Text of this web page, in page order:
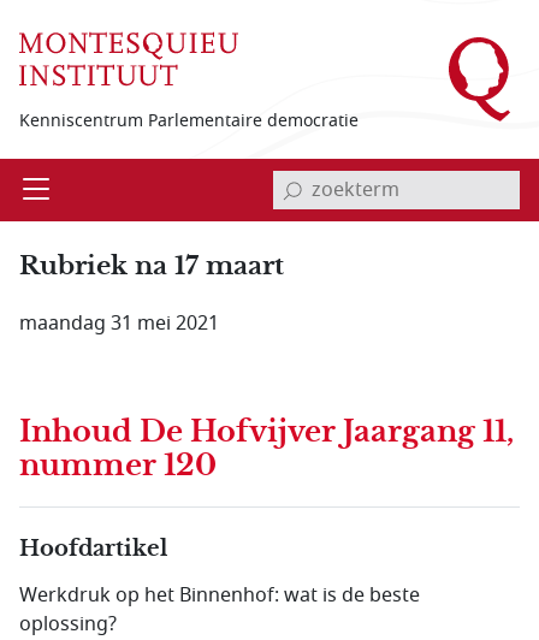
Kenniscentrum Parlementaire democratie
Open invoerveld zoekterm
Rubriek na 17 maart
maandag 31 mei 2021
Inhoud De Hofvijver Jaargang 11,
nummer 120
Hoofdartikel
Werkdruk op het Binnenhof: wat is de beste
oplossing?